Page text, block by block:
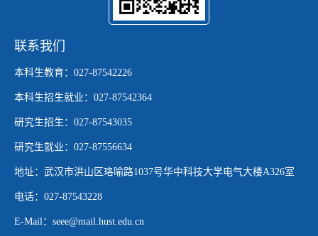
联系我们
本科生教育：027-87542226
本科生招生就业：027-87542364
研究生招生：027-87543035
研究生就业：027-87556634
地址：武汉市洪山区珞喻路1037号华中科技大学电气大楼A326室
电话：027-87543228
E-Mail：seee@mail.hust.edu.cn